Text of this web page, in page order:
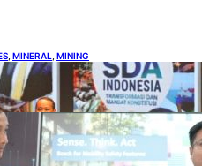
MINERAL MINING
10 Buku Rekam Jejak
Kebijakan
, TECHNOLOGY
Keselamatan, Penentu
Persaingan Industri